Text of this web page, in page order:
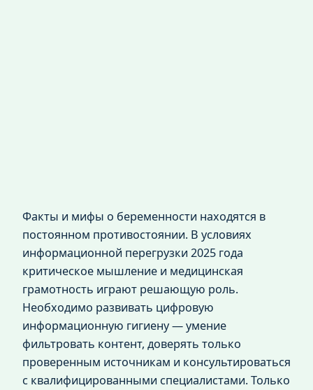
Факты и мифы о беременности находятся в
постоянном противостоянии. В условиях
информационной перегрузки 2025 года
критическое мышление и медицинская
грамотность играют решающую роль.
Необходимо развивать цифровую
информационную гигиену — умение
фильтровать контент, доверять только
проверенным источникам и консультироваться
с квалифицированными специалистами. Только